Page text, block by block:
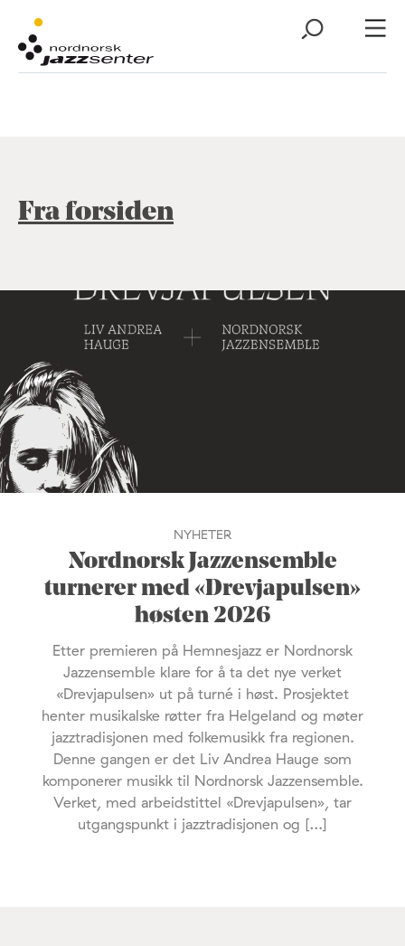
Fra forsiden
NYHETER
Nordnorsk Jazzensemble
turnerer med «Drevjapulsen»
høsten 2026
Etter premieren på Hemnesjazz er Nordnorsk
Jazzensemble klare for å ta det nye verket
«Drevjapulsen» ut på turné i høst. Prosjektet
henter musikalske røtter fra Helgeland og møter
jazztradisjonen med folkemusikk fra regionen.
Denne gangen er det Liv Andrea Hauge som
komponerer musikk til Nordnorsk Jazzensemble.
Verket, med arbeidstittel «Drevjapulsen», tar
utgangspunkt i jazztradisjonen og […]